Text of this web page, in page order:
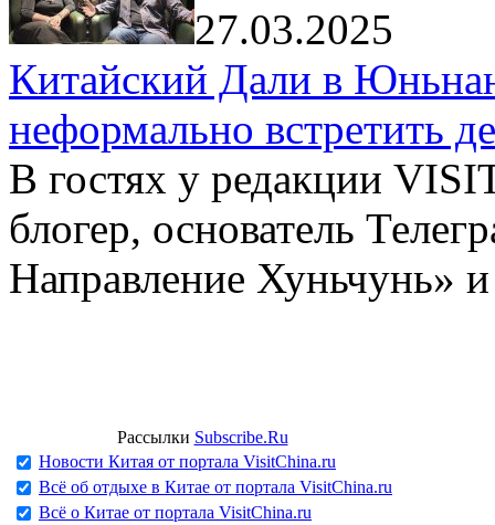
27.03.2025
Китайский Дали в
неформально встретить
В гостях у редакции
блогер, основатель
Направление Хуньчунь»
Рассылки Subscribe.Ru
Новости Китая от портала VisitChina.ru
Всё об отдыхе в Китае от портала VisitChina.ru
Всё о Китае от портала VisitChina.ru